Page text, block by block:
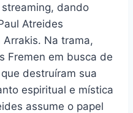
dando
Atreides
Na trama,
Fremen em busca de
destruíram sua
espiritual e mística
assume o papel